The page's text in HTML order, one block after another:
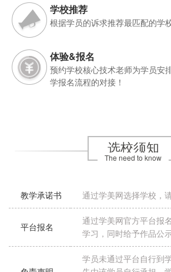
学校推荐
根据学员的诉求推荐最匹配的学
体验&报名
预约学校核心技术老师为学员安
学报名流程的对接！
选校须知
The need to know
教学承诺书 通过学美网选择学校，
平台报名
通过学美网官方平台报
学习，同时给予作品公
学员未通过平台自行到